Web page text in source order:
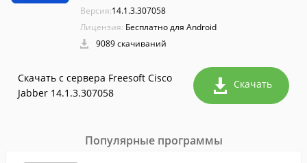
Версия:14.1.3.307058
Лицензия: Бесплатно для Android
9089 скачиваний
Скачать с сервера Freesoft Cisco
Jabber 14.1.3.307058
Скачать
Популярные программы